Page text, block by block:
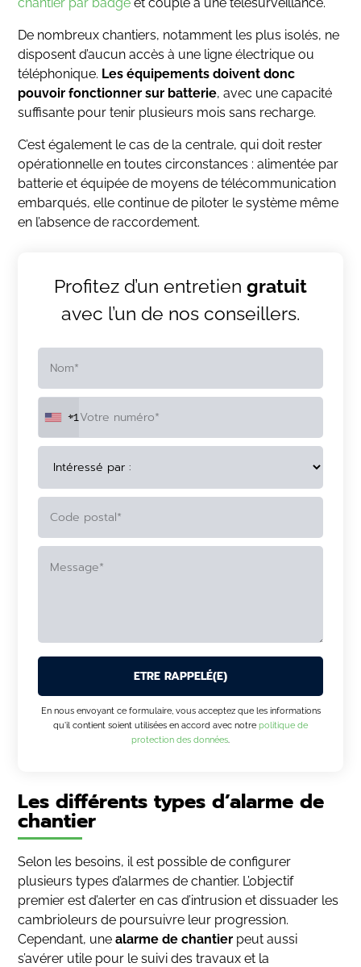
De nombreux chantiers, notamment les plus isolés, ne
disposent d’aucun accès à une ligne électrique ou
téléphonique. Les équipements doivent donc
pouvoir fonctionner sur batterie, avec une capacité
suffisante pour tenir plusieurs mois sans recharge.
C’est également le cas de la centrale, qui doit rester
opérationnelle en toutes circonstances : alimentée par
batterie et équipée de moyens de télécommunication
embarqués, elle continue de piloter le système même
en l’absence de raccordement.
Profitez d’un entretien gratuit
avec l’un de nos conseillers.
+1
En nous envoyant ce formulaire, vous acceptez que les informations
qu'il contient soient utilisées en accord avec notre politique de
protection des données.
Les différents types d’alarme de
chantier
Selon les besoins, il est possible de configurer
plusieurs types d’alarmes de chantier. L’objectif
premier est d’alerter en cas d’intrusion et dissuader les
cambrioleurs de poursuivre leur progression.
Cependant, unealarme de chantier peut aussi
s’avérer utile pour le suivi des travaux et la